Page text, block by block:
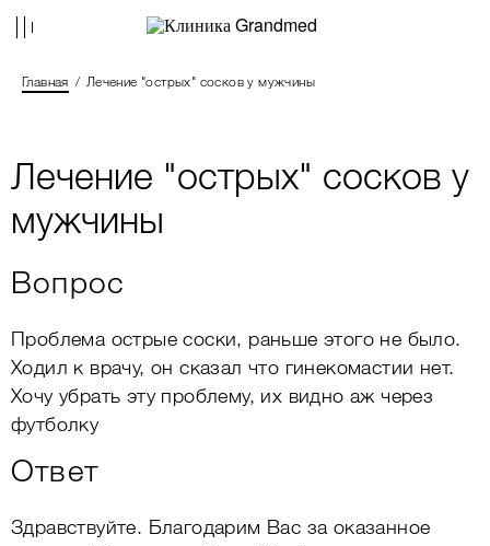
Главная Лечение "острых" сосков у мужчины
Лечение "острых" сосков у
мужчины
Вопрос
Проблема острые соски, раньше этого не было.
Ходил к врачу, он сказал что гинекомастии нет.
Хочу убрать эту проблему, их видно аж через
футболку
Ответ
Здравствуйте. Благодарим Вас за оказанное